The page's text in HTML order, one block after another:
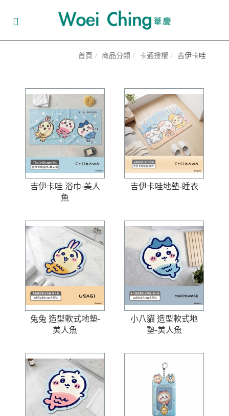
首頁 商品分類 卡通授權 吉伊卡哇
吉伊卡哇 浴巾-美人
魚
吉伊卡哇地墊-睡衣
兔兔 造型軟式地墊-
美人魚
小八貓 造型軟式地
墊-美人魚